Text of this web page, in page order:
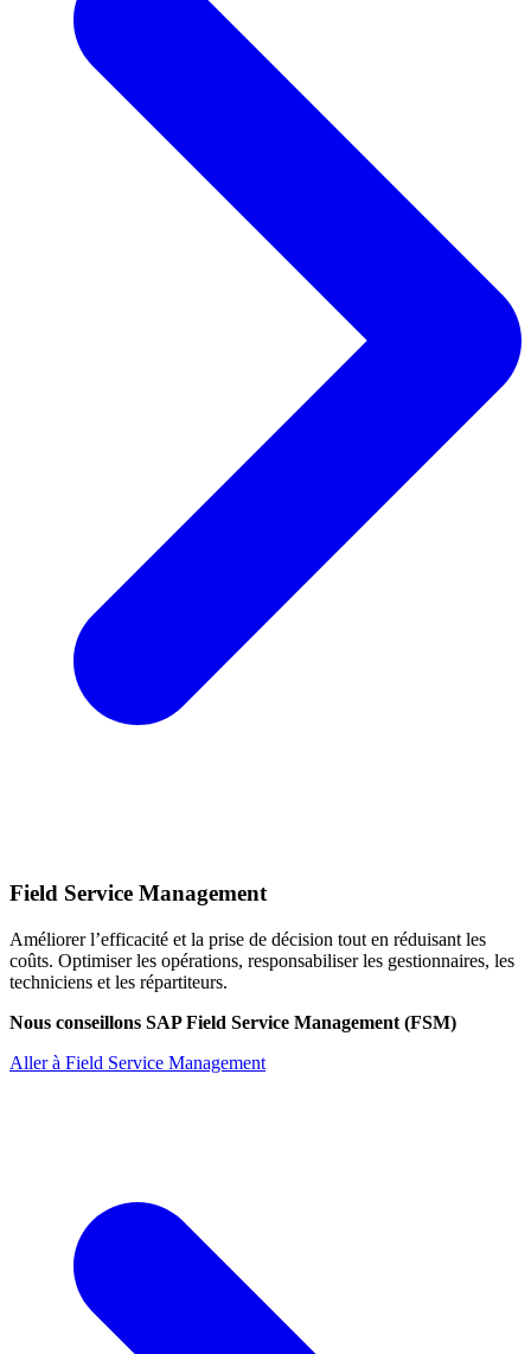
Field Service Management
Améliorer l’efficacité et la prise de décision tout en réduisant les
coûts. Optimiser les opérations, responsabiliser les gestionnaires, les
techniciens et les répartiteurs.
Nous conseillons SAP Field Service Management (FSM)
Aller à Field Service Management